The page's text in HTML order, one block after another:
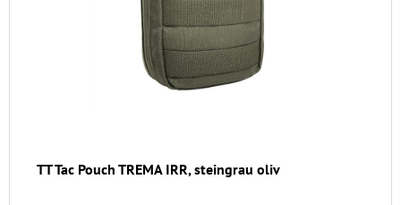
TT Tac Pouch TREMA IRR, steingrau oliv